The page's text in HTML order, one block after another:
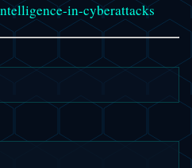
in-cyberattacks